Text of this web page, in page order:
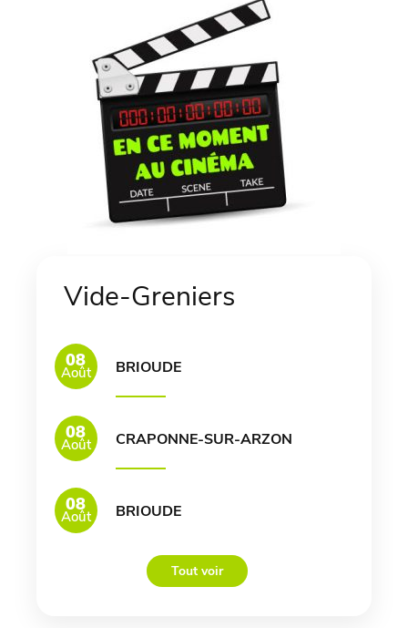
Vide-Greniers
08
Août BRIOUDE
08
Août CRAPONNE-SUR-ARZON
08
Août BRIOUDE
Tout voir